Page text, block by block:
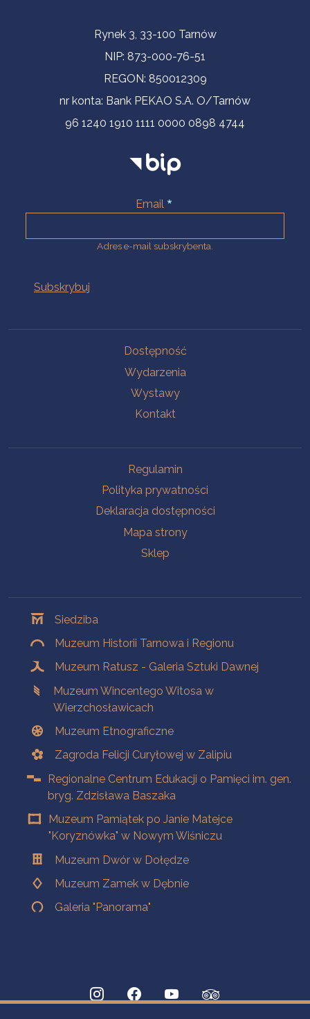
Informacje kontaktoweRynek 3, 33-100 Tarnów
NIP: 873-000-76-51
REGON: 850012309
nr konta: Bank PEKAO S.A. O/Tarnów
96 1240 1910 1111 0000 0898 4744
Email
Adres e-mail subskrybenta.
Dostępność
Wydarzenia
Wystawy
Kontakt
Regulamin
Polityka prywatności
Deklaracja dostępności
Mapa strony
Sklep
Siedziba
Muzeum Historii Tarnowa i Regionu
Muzeum Ratusz - Galeria Sztuki Dawnej
Muzeum Wincentego Witosa w
Wierzchosławicach
Muzeum Etnograficzne
Zagroda Felicji Curyłowej w Zalipiu
Regionalne Centrum Edukacji o Pamięci im. gen.
bryg. Zdzisława Baszaka
Muzeum Pamiątek po Janie Matejce
"Koryznówka" w Nowym Wiśniczu
Muzeum Dwór w Dołędze
Muzeum Zamek w Dębnie
Galeria "Panorama"